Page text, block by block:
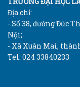
Địa chỉ:
- Số 38, đường Đức
Nội;
- Xã Xuân Mai,
Tel: 024 33840233